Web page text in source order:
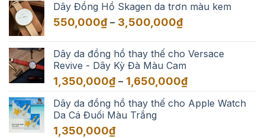
550,000₫
đến
Dây Đồng Hồ Skagen da trơn màu kem
550,000₫ – 3,500,000₫Khoảng
550,000₫
đến
3,500,000₫
Dây da đồng hồ thay thế cho Versace
Revive - Dây Kỳ Đà Màu Cam
1,350,000₫ – 1,650,000₫Khoảng
từ
Dây da đồng hồ thay thế cho Apple Watch
Da Cá Đuối Màu Trắng
1,350,000₫